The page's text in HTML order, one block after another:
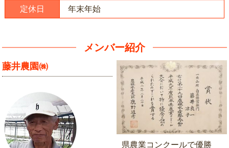
定休日 年末年始
メンバー紹介
藤井農園㈱
県農業コンクールで優勝